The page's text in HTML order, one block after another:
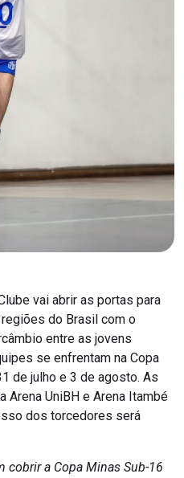
vai abrir as portas para
do Brasil com o
entre as jovens
se enfrentam na Copa
de julho e 3 de agosto. As
Arena UniBH e Arena Itambé
dos torcedores será
cobrir a Copa Minas Sub-16